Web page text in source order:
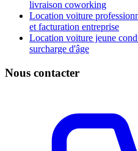
livraison coworking
Location voiture
et facturation entreprise
Location voiture jeune
surcharge d'âge
Nous contacter